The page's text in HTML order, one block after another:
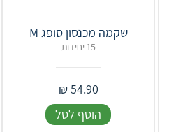
שקמה מכנסון סופג M
15 יחידות
54.90
₪
הוסף לסל